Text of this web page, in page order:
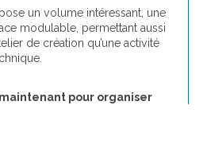
un volume intéressant, une
modulable, permettant aussi
de création qu’une activité
pour organiser